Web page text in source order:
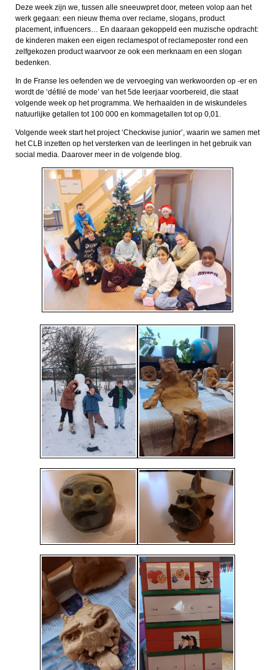
Deze week zijn we, tussen alle sneeuwpret door, meteen volop aan het
werk gegaan: een nieuw thema over reclame, slogans, product
placement, influencers… En daaraan gekoppeld een muzische opdracht:
de kinderen maken een eigen reclamespot of reclameposter rond een
zelfgekozen product waarvoor ze ook een merknaam en een slogan
bedenken.
In de Franse les oefenden we de vervoeging van werkwoorden op -er en
wordt de ‘défilé de mode’ van het 5de leerjaar voorbereid, die staat
volgende week op het programma. We herhaalden in de wiskundeles
natuurlijke getallen tot 100 000 en kommagetallen tot op 0,01.
Volgende week start het project ‘Checkwise junior’, waarin we samen met
het CLB inzetten op het versterken van de leerlingen in het gebruik van
social media. Daarover meer in de volgende blog.